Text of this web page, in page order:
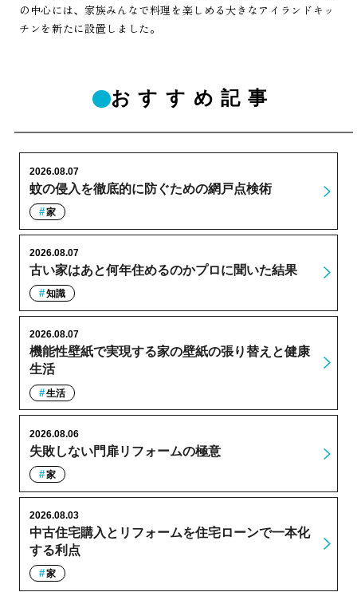
の中心には、家族みんなで料理を楽しめる大きなアイランドキッ
チンを新たに設置しました。
おすすめ記事
蚊の侵入を徹底的に防ぐための網戸点検術
2026.08.07
家
古い家はあと何年住めるのかプロに聞いた結果
2026.08.07
知識
機能性壁紙で実現する家の壁紙の張り替えと健康
生活
2026.08.07
生活
失敗しない門扉リフォームの極意
2026.08.06
家
中古住宅購入とリフォームを住宅ローンで一本化
する利点
2026.08.03
家